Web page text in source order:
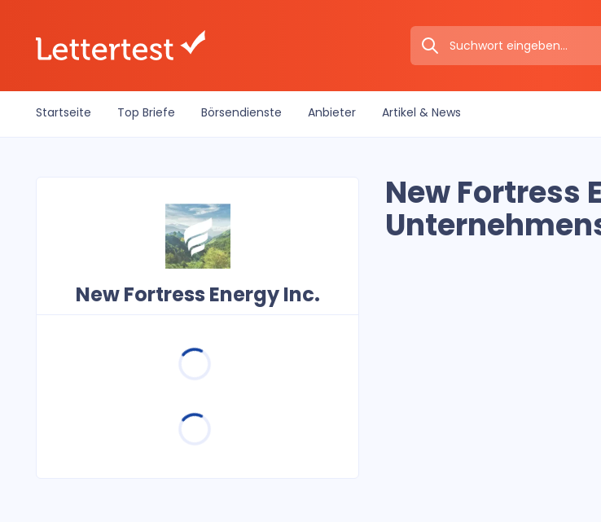
Startseite Top Briefe Börsendienste Anbieter Artikel & News
New Fortress Energy Inc.
New Fortress